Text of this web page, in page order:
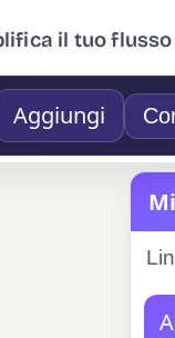
il tuo
Aggiungi